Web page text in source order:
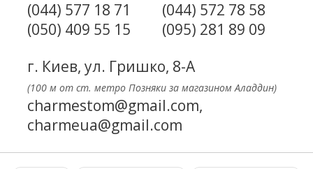
(044) 577 18 71
(050) 409 55 15
(044) 572 78 58
(095) 281 89 09
г. Киев, ул. Гришко, 8-А
(100 м от ст. метро Позняки за магазином Аладдин)
charmestom@gmail.com,
charmeua@gmail.com